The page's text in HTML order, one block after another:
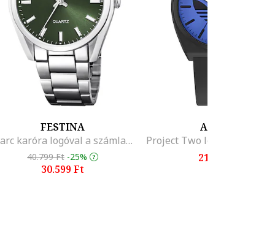
FESTINA
Kvarc karóra logóval a számlapon
40.799 Ft -25%
30.599 Ft
ADIDAS
21.699 Ft